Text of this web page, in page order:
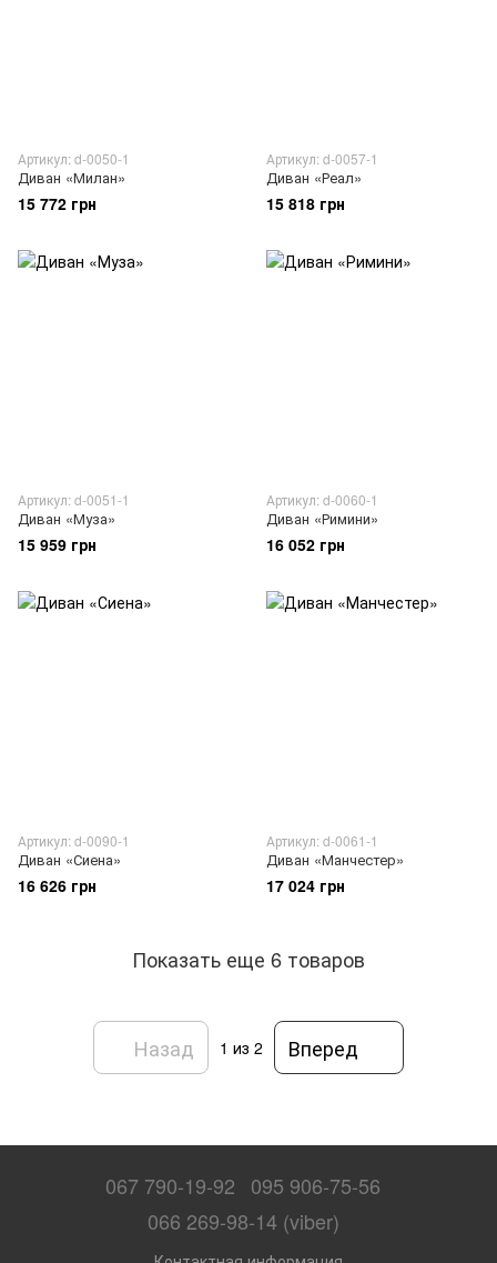
Артикул: d-0050-1
Диван «Милан»
15 772 грн
Артикул: d-0057-1
Диван «Реал»
15 818 грн
Артикул: d-0051-1
Диван «Муза»
15 959 грн
Артикул: d-0060-1
Диван «Римини»
16 052 грн
Артикул: d-0090-1
Диван «Сиена»
16 626 грн
Артикул: d-0061-1
Диван «Манчестер»
17 024 грн
Показать еще 6 товаров
Назад 1 из 2 Вперед
067 790-19-92
095 906-75-56
066 269-98-14 (viber)